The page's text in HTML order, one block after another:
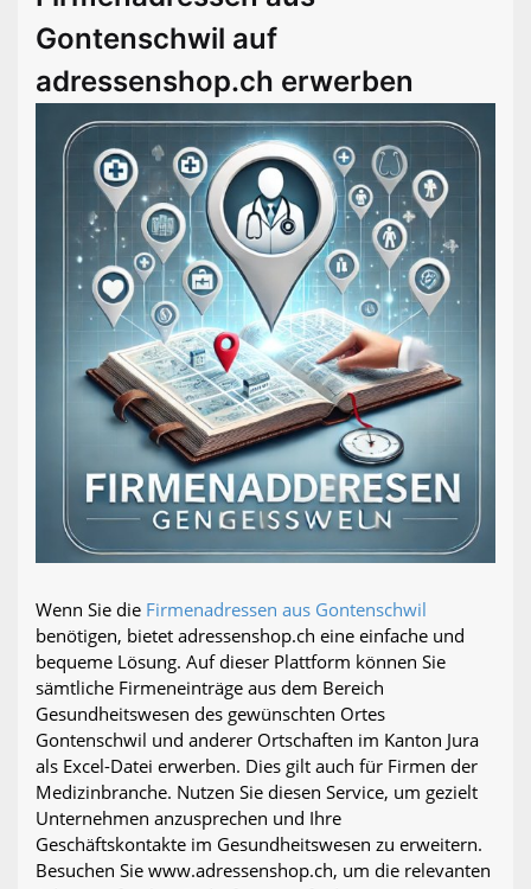
Gontenschwil auf
adressenshop.ch erwerben
Wenn Sie die Firmenadressen aus Gontenschwil
benötigen, bietet adressenshop.ch eine einfache und
bequeme Lösung. Auf dieser Plattform können Sie
sämtliche Firmeneinträge aus dem Bereich
Gesundheitswesen des gewünschten Ortes
Gontenschwil und anderer Ortschaften im Kanton Jura
als Excel-Datei erwerben. Dies gilt auch für Firmen der
Medizinbranche. Nutzen Sie diesen Service, um gezielt
Unternehmen anzusprechen und Ihre
Geschäftskontakte im Gesundheitswesen zu erweitern.
Besuchen Sie www.adressenshop.ch, um die relevanten